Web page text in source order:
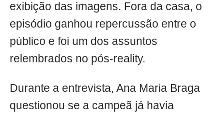
exibição das imagens. Fora da casa, o
episódio ganhou repercussão entre o
público e foi um dos assuntos
relembrados no pós-reality.
Durante a entrevista, Ana Maria Braga
questionou se a campeã já havia